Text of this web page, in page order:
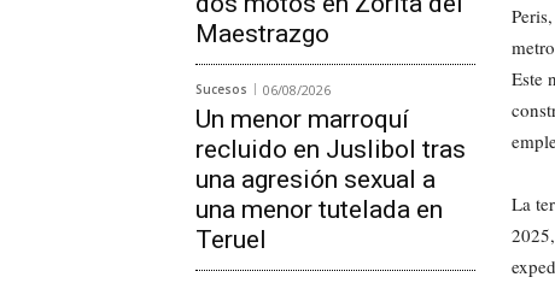
Maestrazgo
Sucesos 06/08/2026
Un menor marroquí
recluido en Juslibol tras
una agresión sexual a
una menor tutelada en
Teruel
Este
La